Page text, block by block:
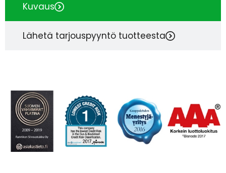
Kuvaus
Lähetä tarjouspyyntö tuotteesta